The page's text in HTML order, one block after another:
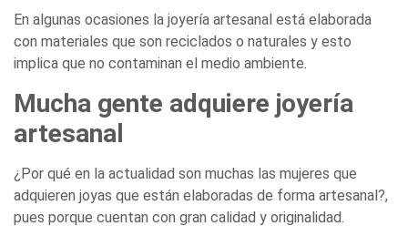
En algunas ocasiones la joyería artesanal está elaborada
con materiales que son reciclados o naturales y esto
implica que no contaminan el medio ambiente.
Mucha gente adquiere joyería
artesanal
¿Por qué en la actualidad son muchas las mujeres que
adquieren joyas que están elaboradas de forma artesanal?,
pues porque cuentan con gran calidad y originalidad.